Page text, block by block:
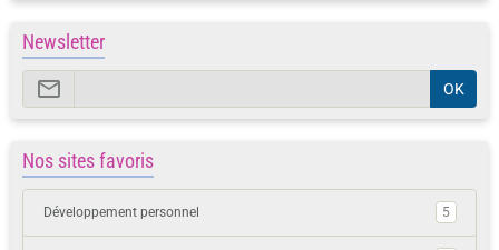
Newsletter
OK
Nos sites favoris
Développement personnel 5